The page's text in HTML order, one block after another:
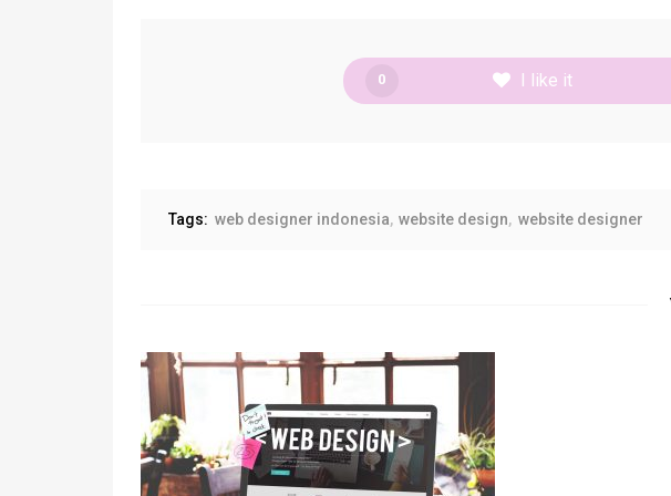
0 I like it
Tags: web designer indonesia website design website designer